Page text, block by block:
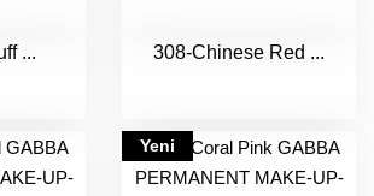
... 308-Chinese Red ...
Yeni